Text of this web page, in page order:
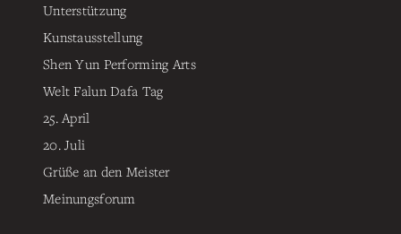
Unterstützung
Kunstausstellung
Shen Yun Performing Arts
Welt Falun Dafa Tag
25. April
20. Juli
Grüße an den Meister
Meinungsforum